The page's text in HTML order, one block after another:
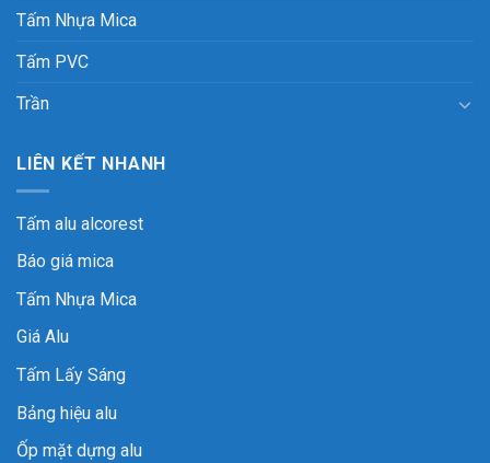
Tấm Nhựa Mica
Tấm PVC
Trần
LIÊN KẾT NHANH
Tấm alu alcorest
Báo giá mica
Tấm Nhựa Mica
Giá Alu
Tấm Lấy Sáng
Bảng hiệu alu
Ốp mặt dựng alu